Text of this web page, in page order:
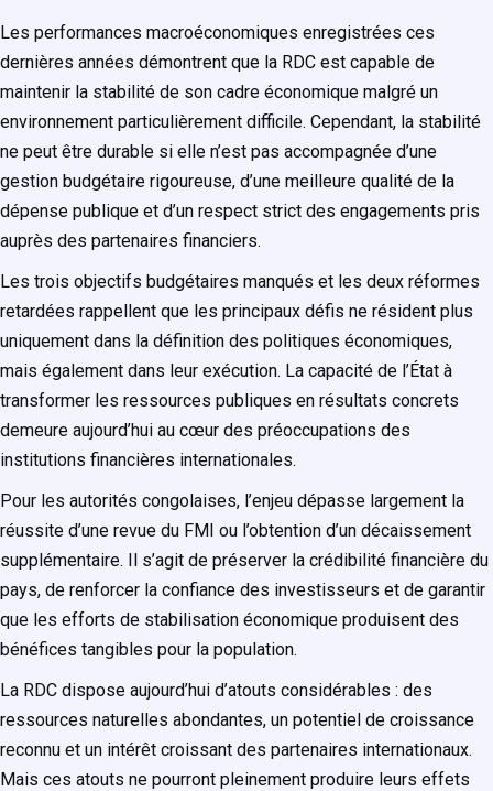
Les performances macroéconomiques enregistrées ces
dernières années démontrent que la RDC est capable de
maintenir la stabilité de son cadre économique malgré un
environnement particulièrement difficile. Cependant, la stabilité
ne peut être durable si elle n’est pas accompagnée d’une
gestion budgétaire rigoureuse, d’une meilleure qualité de la
dépense publique et d’un respect strict des engagements pris
auprès des partenaires financiers.
Les trois objectifs budgétaires manqués et les deux réformes
retardées rappellent que les principaux défis ne résident plus
uniquement dans la définition des politiques économiques,
mais également dans leur exécution. La capacité de l’État à
transformer les ressources publiques en résultats concrets
demeure aujourd’hui au cœur des préoccupations des
institutions financières internationales.
Pour les autorités congolaises, l’enjeu dépasse largement la
réussite d’une revue du FMI ou l’obtention d’un décaissement
supplémentaire. Il s’agit de préserver la crédibilité financière du
pays, de renforcer la confiance des investisseurs et de garantir
que les efforts de stabilisation économique produisent des
bénéfices tangibles pour la population.
La RDC dispose aujourd’hui d’atouts considérables : des
ressources naturelles abondantes, un potentiel de croissance
reconnu et un intérêt croissant des partenaires internationaux.
Mais ces atouts ne pourront pleinement produire leurs effets